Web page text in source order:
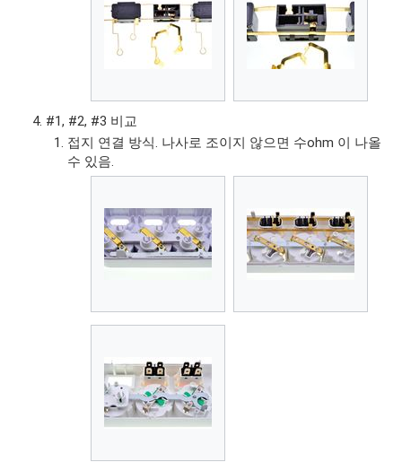
#1, #2, #3 비교
접지 연결 방식. 나사로 조이지 않으면 수ohm 이 나올
수 있음.